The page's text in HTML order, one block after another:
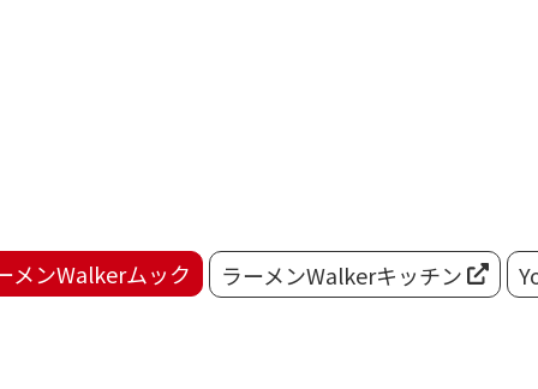
メンWalkerムック ラーメンWalkerキッチン